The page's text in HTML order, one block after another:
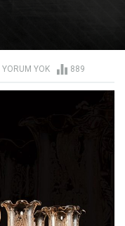
YORUM YOK 889